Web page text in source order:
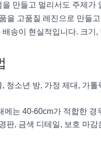
만들고 멀리서도 주제
을 고품질 레진으로 만들
송이 현실적입니다. 크
, 청소년 방, 가정 제대, 가
에는 40-60cm가 적합한
판, 금색 디테일, 보호 마